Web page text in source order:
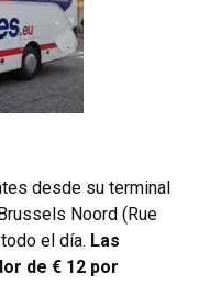
desde su terminal
Noord (Rue
el día. Las
de € 12 por